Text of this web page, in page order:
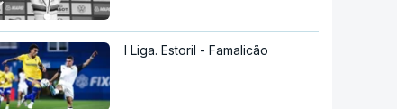
I Liga. Estoril - Famalicão